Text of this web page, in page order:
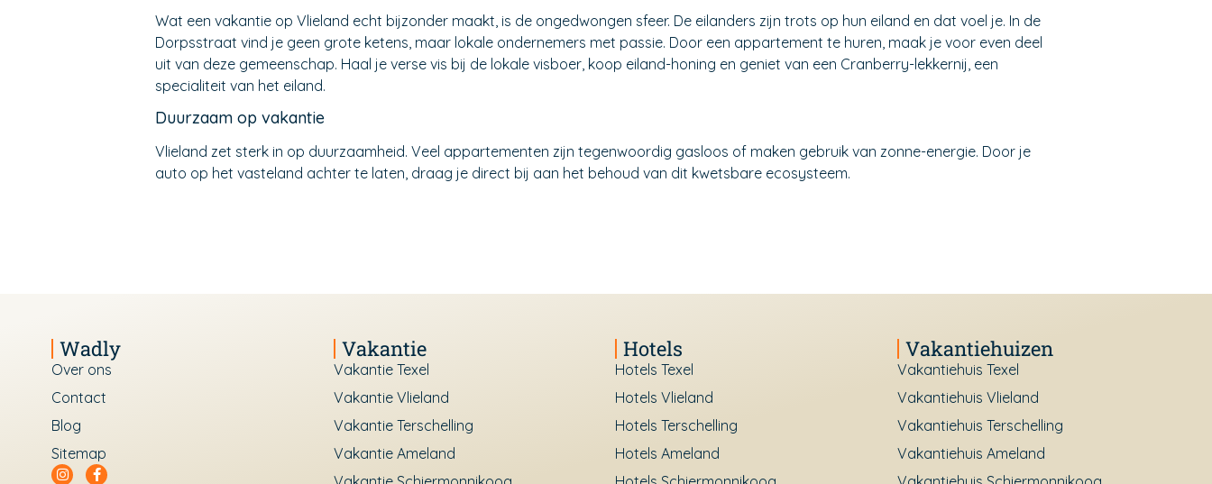
Wat een vakantie op Vlieland echt bijzonder maakt, is de ongedwongen sfeer. De eilanders zijn trots op hun eiland en dat voel je. In de
Dorpsstraat vind je geen grote ketens, maar lokale ondernemers met passie. Door een appartement te huren, maak je voor even deel
uit van deze gemeenschap. Haal je verse vis bij de lokale visboer, koop eiland-honing en geniet van een Cranberry-lekkernij, een
specialiteit van het eiland.
Duurzaam op vakantie
Vlieland zet sterk in op duurzaamheid. Veel appartementen zijn tegenwoordig gasloos of maken gebruik van zonne-energie. Door je
auto op het vasteland achter te laten, draag je direct bij aan het behoud van dit kwetsbare ecosysteem.
Wadly
Over ons
Contact
Blog
Sitemap
Vakantie
Vakantie Texel
Vakantie Vlieland
Vakantie Terschelling
Vakantie Ameland
Hotels
Hotels Texel
Hotels Vlieland
Hotels Terschelling
Hotels Ameland
Vakantiehuizen
Vakantiehuis Texel
Vakantiehuis Vlieland
Vakantiehuis Terschelling
Vakantiehuis Ameland